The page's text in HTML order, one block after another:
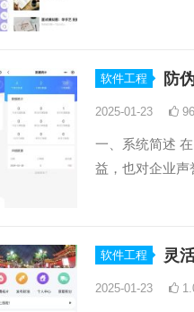
软件工程 防
2025-01-23
一、系统简述
益，也对企业
软件工程 灵
2025-01-23